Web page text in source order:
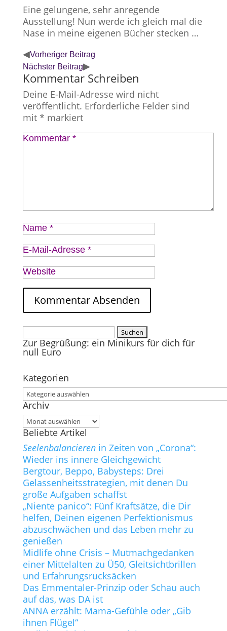
Eine gelungene, sehr anregende
Ausstellung! Nun werde ich gleich mal die
Nase in meine eigenen Bücher stecken …
◀Vorheriger Beitrag
Nächster Beitrag▶
Kommentar Schreiben
Deine E-Mail-Adresse wird nicht
veröffentlicht. Erforderliche Felder sind
mit * markiert
Kommentar *
Name *
E-Mail-Adresse *
Website
nach:
Zur Begrüßung: ein Minikurs für dich für
null Euro
Kategorien
Kategorien
Archiv
Archiv
Beliebte Artikel
Seelenbalancierenin Zeiten von „Corona“:
Wieder ins innere Gleichgewicht
Bergtour, Beppo, Babysteps: Drei
Gelassenheitsstrategien, mit denen Du
große Aufgaben schaffst
„Niente panico“: Fünf Kraftsätze, die Dir
helfen, Deinen eigenen Perfektionismus
abzuschwächen und das Leben mehr zu
genießen
Midlife ohne Crisis – Mutmachgedanken
einer Mittelalten zu Ü50, Gleitsichtbrillen
und Erfahrungsrucksäcken
Das Emmentaler-Prinzip oder Schau auch
auf das, was DA ist
ANNA erzählt: Mama-Gefühle oder „Gib
ihnen Flügel“